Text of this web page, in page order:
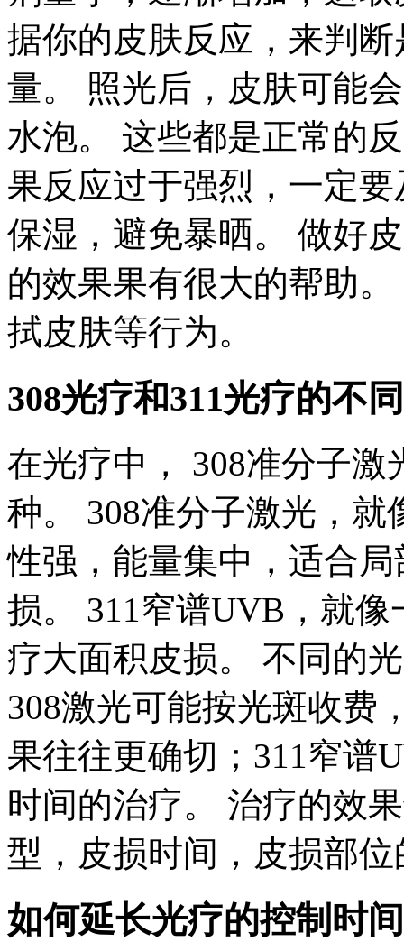
据你的皮肤反应，来判
量。 照光后，皮肤可能
水泡。 这些都是正常的
果反应过于强烈，一定
保湿，避免暴晒。 做好
的效果果有很大的帮助
拭皮肤等行为。
308光疗和311光疗的不同
在光疗中， 308准分子
种。 308准分子激光，就
性强，能量集中，适合
损。 311窄谱UVB，就
疗大面积皮损。 不同的
308激光可能按光斑收费
果往往更确切；311窄谱
时间的治疗。 治疗的效
型，皮损时间，皮损部
如何延长光疗的控制时